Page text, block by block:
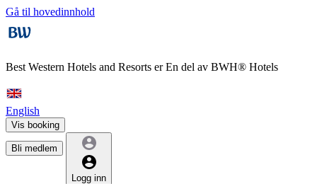
Gå til hovedinnhold
Best Western Hotels and Resorts erEn del av BWH® Hotels
English
Vis booking
Bli medlem
Logg inn